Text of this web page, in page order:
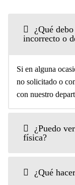
¿Qué
incorrecto o
Si en alguna
no solicitado o
con nuestro
¿Puedo
física?
¿Qué